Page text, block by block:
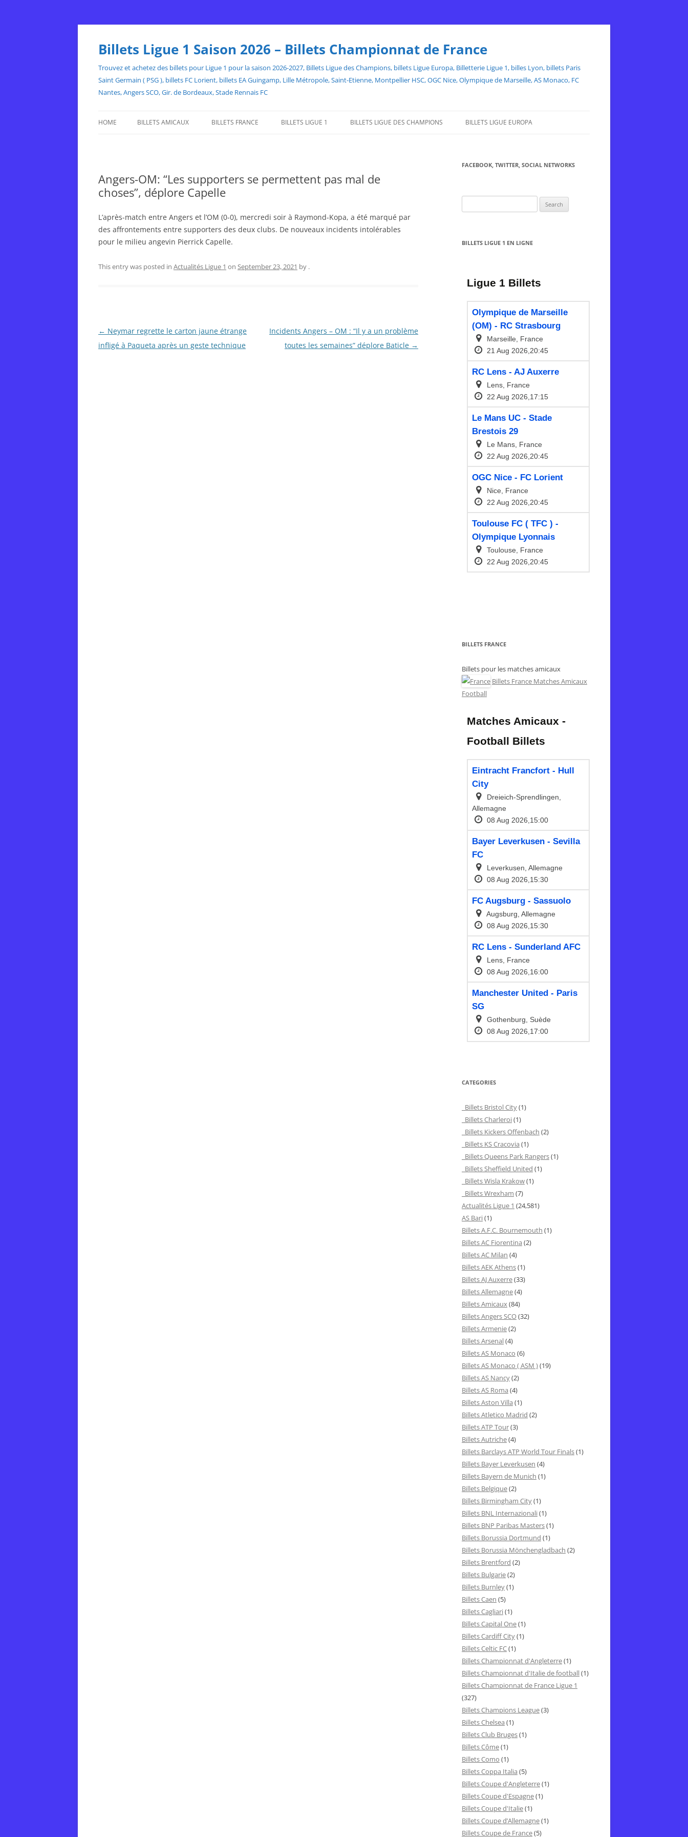
Skip
content
Billets Ligue 1 Saison 2026 – Billets Championnat de France
Trouvez et achetez des billets pour Ligue 1 pour la saison 2026-2027, Billets Ligue des Champions, billets Ligue Europa, Billetterie Ligue 1, billes Lyon, billets Paris
Saint Germain ( PSG ), billets FC Lorient, billets EA Guingamp, Lille Métropole, Saint-Etienne, Montpellier HSC, OGC Nice, Olympique de Marseille, AS Monaco, FC
Nantes, Angers SCO, Gir. de Bordeaux, Stade Rennais FC
HOME BILLETS AMICAUX BILLETS FRANCE BILLETS LIGUE 1 BILLETS LIGUE DES CHAMPIONS BILLETS LIGUE EUROPA
Angers-OM: “Les supporters se permettent pas mal de
choses”, déplore Capelle
L’après-match entre Angers et l’OM (0-0), mercredi soir à Raymond-Kopa, a été marqué par
des affrontements entre supporters des deux clubs. De nouveaux incidents intolérables
pour le milieu angevin Pierrick Capelle.
This entry was posted in Actualités Ligue 1 on September 23, 2021 by .
Post
navigation
← Neymar regrette le carton jaune étrange
infligé à Paqueta après un geste technique
Incidents Angers – OM : “Il y a un problème
toutes les semaines” déplore Baticle →
FACEBOOK, TWITTER, SOCIAL NETWORKS
for:
BILLETS LIGUE 1 EN LIGNE
BILLETS FRANCE
Billets pour les matches amicaux
Billets France Matches Amicaux
Football
CATEGORIES
Billets Bristol City(1)
Billets Charleroi(1)
Billets Kickers Offenbach (2)
Billets KS Cracovia (1)
Billets Queens Park Rangers(1)
Billets Sheffield United (1)
Billets Wisla Krakow(1)
Billets Wrexham (7)
Actualités Ligue 1 (24,581)
AS Bari(1)
Billets A.F.C. Bournemouth (1)
Billets AC Fiorentina (2)
Billets AC Milan (4)
Billets AEK Athens(1)
Billets AJ Auxerre(33)
Billets Allemagne(4)
Billets Amicaux(84)
Billets Angers SCO(32)
Billets Armenie(2)
Billets Arsenal(4)
Billets AS Monaco (6)
Billets AS Monaco ( ASM )(19)
Billets AS Nancy(2)
Billets AS Roma (4)
Billets Aston Villa (1)
Billets Atletico Madrid (2)
Billets ATP Tour(3)
Billets Autriche(4)
Billets Barclays ATP World Tour Finals(1)
Billets Bayer Leverkusen (4)
Billets Bayern de Munich (1)
Billets Belgique(2)
Billets Birmingham City(1)
Billets BNL Internazionali(1)
Billets BNP Paribas Masters(1)
Billets Borussia Dortmund (1)
Billets Borussia Mönchengladbach (2)
Billets Brentford (2)
Billets Bulgarie(2)
Billets Burnley(1)
Billets Caen (5)
Billets Cagliari(1)
Billets Capital One(1)
Billets Cardiff City(1)
Billets Celtic FC(1)
Billets Championnat d'Angleterre(1)
Billets Championnat d'Italie de football(1)
Billets Championnat de France Ligue 1
(327)
Billets Champions League(3)
Billets Chelsea (1)
Billets Club Bruges(1)
Billets Côme(1)
Billets Como (1)
Billets Coppa Italia (5)
Billets Coupe d'Angleterre(1)
Billets Coupe d'Espagne(1)
Billets Coupe d'Italie(1)
Billets Coupe d’Allemagne(1)
Billets Coupe de France(5)